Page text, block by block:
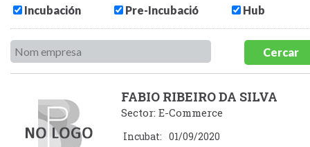
Incubación Pre-Incubació Hub
Cercar
FABIO RIBEIRO DA SILVA
Sector: E-Commerce
Incubat: 01/09/2020